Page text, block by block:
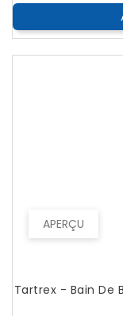
APERÇU
Tartrex - Bain De